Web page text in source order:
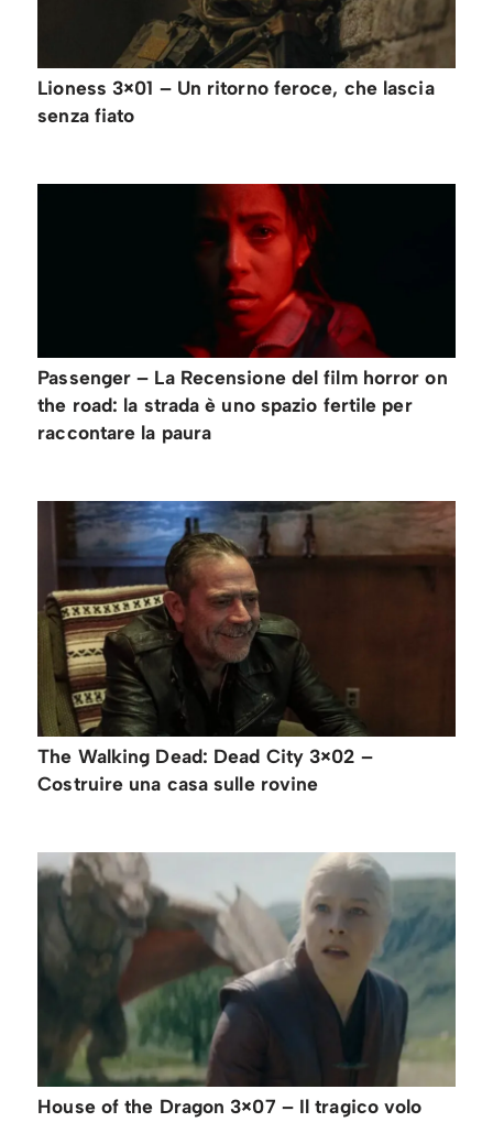
Lioness 3×01 – Un ritorno feroce, che lascia
senza fiato
Passenger – La Recensione del film horror on
the road: la strada è uno spazio fertile per
raccontare la paura
The Walking Dead: Dead City 3×02 –
Costruire una casa sulle rovine
House of the Dragon 3×07 – Il tragico volo